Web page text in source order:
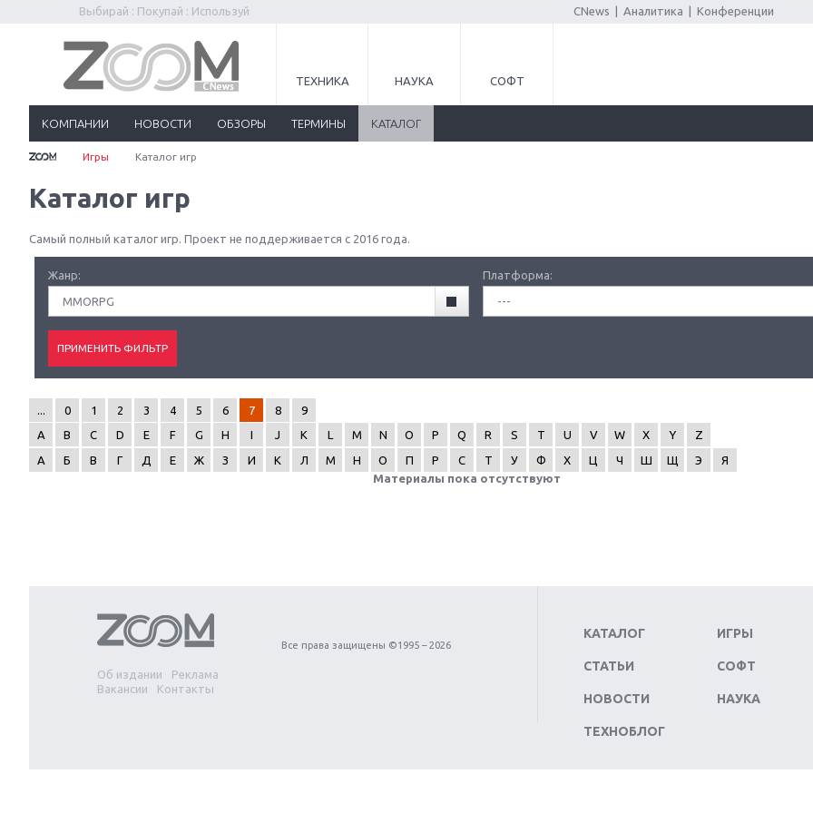
Выбирай : Покупай : Используй CNews Аналитика Конференции
ТЕХНИКА НАУКА СОФТ
КОМПАНИИ НОВОСТИ ОБЗОРЫ ТЕРМИНЫ КАТАЛОГ
Игры Каталог игр
Каталог игр
Самый полный каталог игр. Проект не поддерживается с 2016 года.
Жанр:
MMORPG
Платформа:
---
0 1 2 3 4 5 6 7 8
9
A
B C D E F G H I J K L M N O P Q R S T U V W X Y
Z
А
Б В Г Д Е Ж З И К Л М Н О П Р С Т У Ф Х Ц Ч Ш Щ Э
Я
Материалы пока отсутствуют
Об издании
Реклама
Вакансии
Контакты
Все права защищены ©1995 – 2026
КАТАЛОГ
СТАТЬИ
НОВОСТИ
ТЕХНОБЛОГ
ИГРЫ
СОФТ
НАУКА